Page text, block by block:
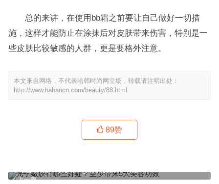
总的来讲，在使用bb霜之前要让自己做好一切措
施，这样才能防止在涂抹后对皮肤带来伤害，特别是一
些皮肤比较敏感的人群，更是要格外注意。
本文来自网络，不代表哈韩时尚网立场，转载请注明出处：
http://www.hahancn.com/beauty/88.html
89赞
上一篇
光子嫩肤有哪些好处？至少带来5大美容功效